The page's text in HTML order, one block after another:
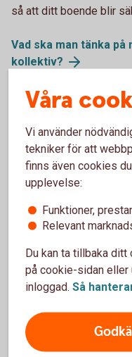
så att ditt boende blir
Vad ska man tänka
kollektiv?
1098269502
Sköt
kostnad. Det gäller
tjänster som gör att
Våra
Vi använder
tekniker för att
finns även cookies
upplevelse:
Funktioner,
Relevant
Du kan ta tillbaka
på cookie-sidan eller
inloggad. Så